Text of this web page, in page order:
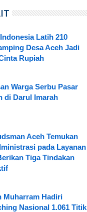
Latih 210
Desa Aceh Jadi
Rupiah
Warga Serbu Pasar
di Darul Imarah
Aceh Temukan
pada Layanan
Tiga Tindakan
Muharram Hadiri
Nasional 1.061 Titik